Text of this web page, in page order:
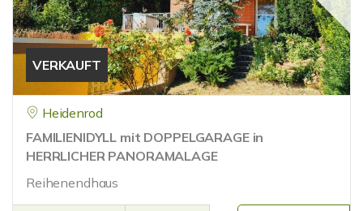
VERKAUFT
Heidenrod
FAMILIENIDYLL mit DOPPELGARAGE in
HERRLICHER PANORAMALAGE
Reihenendhaus